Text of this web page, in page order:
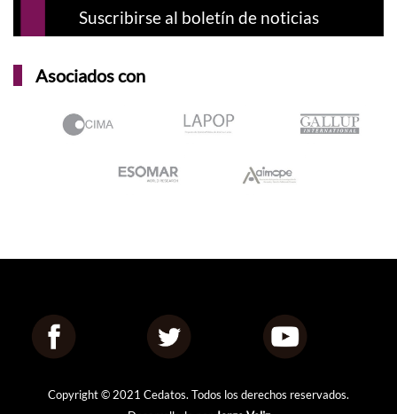
Asociados con
Copyright © 2021 Cedatos. Todos los derechos reservados.